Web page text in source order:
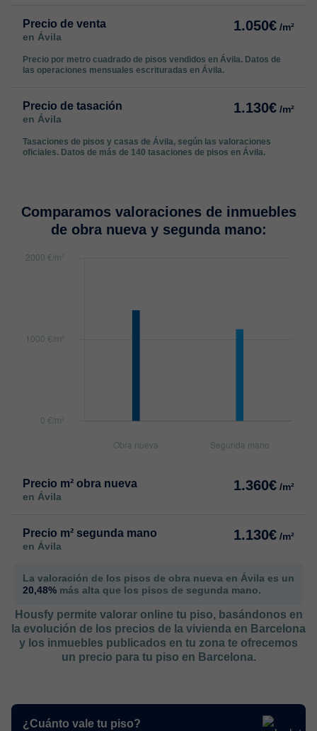
Precio de venta
en Ávila
1.050€ /m²
Precio por metro cuadrado de pisos vendidos en Ávila. Datos de
las operaciones mensuales escrituradas en Ávila.
Precio de tasación
en Ávila
1.130€ /m²
Tasaciones de pisos y casas de Ávila, según las valoraciones
oficiales. Datos de más de 140 tasaciones de pisos en Ávila.
Comparamos valoraciones de inmuebles
de obra nueva y segunda mano:
Precio m² obra nueva
en Ávila
1.360€ /m²
Precio m² segunda mano
en Ávila
1.130€ /m²
La valoración de los pisos de obra nueva en Ávila es un
20,48% más alta que los pisos de segunda mano.
Housfy permite valorar online tu piso, basándonos en
la evolución de los precios de la vivienda en Barcelona
y los inmuebles publicados en tu zona te ofrecemos
un precio para tu piso en Barcelona.
¿Cuánto vale tu piso?